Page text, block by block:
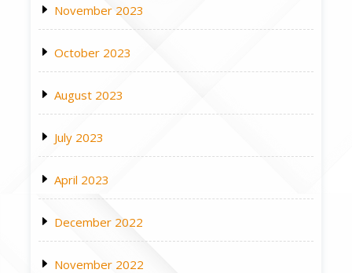
November 2023
October 2023
August 2023
July 2023
April 2023
December 2022
November 2022